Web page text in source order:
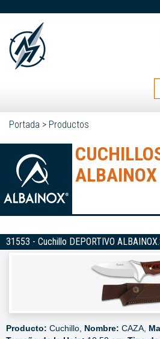
Portada > Productos
ALBAINOX
31553 - Cuchillo DEPORTIVO
Producto: Cuchillo, Nombre: CAZA,